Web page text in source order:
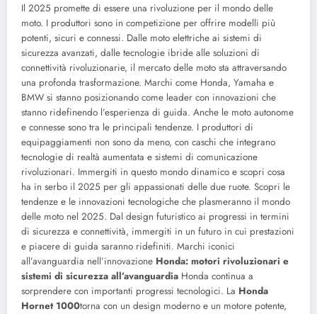
Il 2025 promette di essere una rivoluzione per il mondo delle
moto. I produttori sono in competizione per offrire modelli più
potenti, sicuri e connessi. Dalle moto elettriche ai sistemi di
sicurezza avanzati, dalle tecnologie ibride alle soluzioni di
connettività rivoluzionarie, il mercato delle moto sta attraversando
una profonda trasformazione. Marchi come Honda, Yamaha e
BMW si stanno posizionando come leader con innovazioni che
stanno ridefinendo l’esperienza di guida. Anche le moto autonome
e connesse sono tra le principali tendenze. I produttori di
equipaggiamenti non sono da meno, con caschi che integrano
tecnologie di realtà aumentata e sistemi di comunicazione
rivoluzionari. Immergiti in questo mondo dinamico e scopri cosa
ha in serbo il 2025 per gli appassionati delle due ruote. Scopri le
tendenze e le innovazioni tecnologiche che plasmeranno il mondo
delle moto nel 2025. Dal design futuristico ai progressi in termini
di sicurezza e connettività, immergiti in un futuro in cui prestazioni
e piacere di guida saranno ridefiniti. Marchi iconici
all’avanguardia nell’innovazione Honda: motori rivoluzionari e
sistemi di sicurezza all’avanguardia Honda continua a
sorprendere con importanti progressi tecnologici. La Honda
Hornet 1000torna con un design moderno e un motore potente,